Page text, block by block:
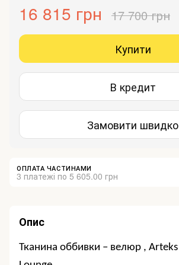
16 815 грн 17 700 грн
Купити
В кредит
Замовити швидко
ОПЛАТА ЧАСТИНАМИ
3 платежі по 5 605.00 грн
Опис
Тканина оббивки – велюр , Arteks